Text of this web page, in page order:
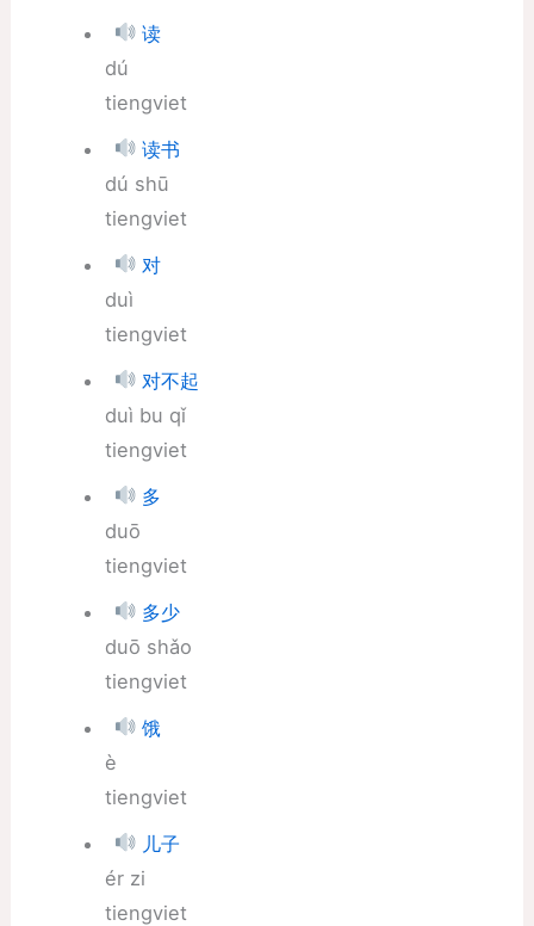
读
dú
tiengviet
读书
dú shū
tiengviet
对
duì
tiengviet
对不起
duì bu qǐ
tiengviet
多
duō
tiengviet
多少
duō shǎo
tiengviet
饿
è
tiengviet
儿子
ér zi
tiengviet